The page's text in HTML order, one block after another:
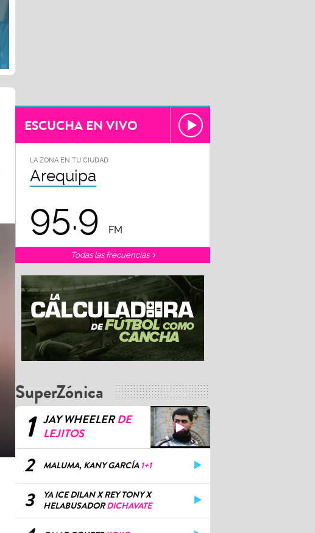
ESCUCHA EN VIVO
LA ZONA EN TU CIUDAD
Arequipa
95.9 FM
Todas las frecuencias
SuperZónica
1 JAY WHEELERDE
LEJITOS
2 MALUMA, KANY GARCÍA 1+1
3
YA ICE DILAN X REY TONY X
HELABUSADORDICHAVATE